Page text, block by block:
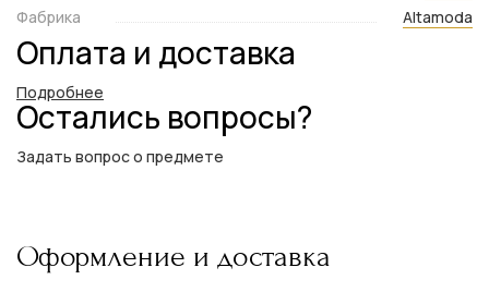
Фабрика
Altamoda
Оплата и доставка
Подробнее
Остались вопросы?
Задать вопрос о предмете
Оформление и доставка